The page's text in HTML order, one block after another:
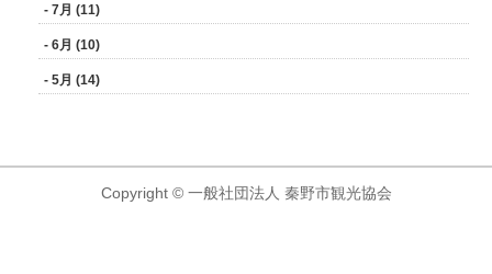
- 7月 (11)
- 6月 (10)
- 5月 (14)
Copyright © 一般社団法人 秦野市観光協会